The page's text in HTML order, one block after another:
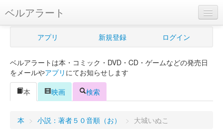
ベルアラート
ベルアラートとは
新規登録
ログイン
アプリ 新規登録 ログイン
ベルアラートは本・コミック・DVD・CD・ゲームなどの発売日
をメールやアプリ にてお知らせします
本
映画 検索
本 > 小説：著者５０音順（お） > 大城いぬこ